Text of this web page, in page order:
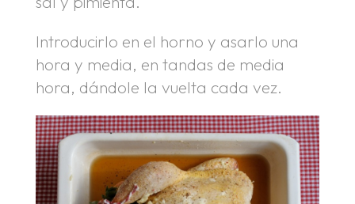
Introducirlo en el horno y asarlo una
hora y media, en tandas de media
hora, dándole la vuelta cada vez.